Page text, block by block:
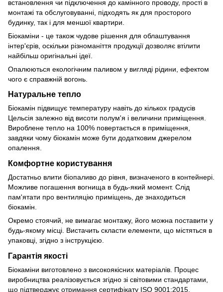
встановлення чи підключення до камінного проводу, прості в
монтажі та обслуговуванні, підходять як для просторого
будинку, так і для меншої квартири.
Біокаміни - це також чудове рішення для облаштування
інтер'єрів, оскільки різноманіття продукції дозволяє втілити
найбільш оригінальні ідеї.
Опалюються екологічним паливом у вигляді рідини, ефектом
чого є справжній вогонь.
Натуральне тепло
Біокамін підвищує температуру навіть до кількох градусів
Цельсія залежно від висоти полум'я і величини приміщення.
Вироблене тепло на 100% повертається в приміщення,
завдяки чому біокамін може бути додатковим джерелом
опалення.
Комфортне користування
Достатньо влити біопаливо до рівня, визначеного в контейнері.
Можливе погашення вогнища в будь-який момент. Слід
пам'ятати про вентиляцію приміщень, де знаходиться
біокамін.
Окремо стоячий, не вимагає монтажу, його можна поставити у
будь-якому місці. Вистачить скласти елементи, що містяться в
упаковці, згідно з інструкцією.
Гарантія якості
Біокаміни виготовлено з високоякісних матеріалів. Процес
виробництва реалізовується згідно зі світовими стандартами,
що підтверджує отримання сертифікату ISO 9001:2015.